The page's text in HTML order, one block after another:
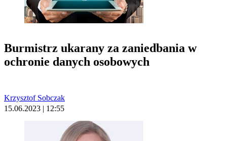
Burmistrz ukarany za zaniedbania w
ochronie danych osobowych
Krzysztof Sobczak
15.06.2023 | 12:55